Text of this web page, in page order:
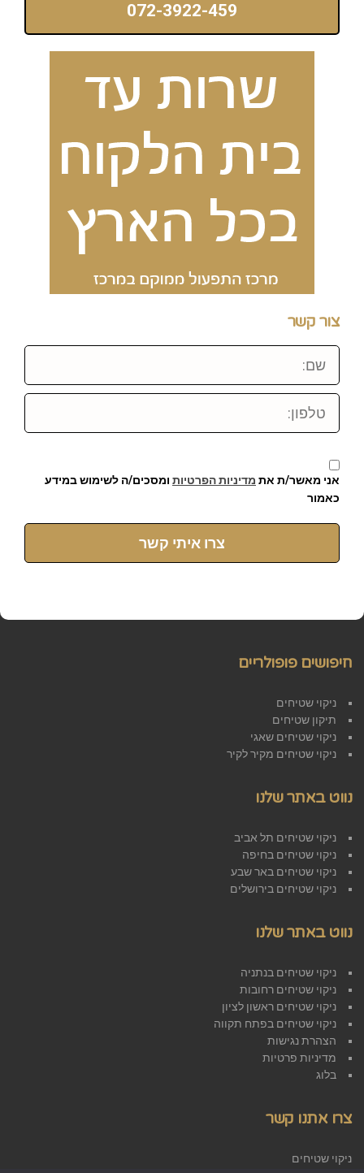
072-3922-459
צור קשר
שם:
טלפון:
אני מאשר/ת את מדיניות הפרטיות ומסכים/ה לשימוש במידע
כאמור
צרו איתי קשר
חיפושים פופולריים
ניקוי שטיחים
תיקון שטיחים
ניקוי שטיחים שאגי
ניקוי שטיחים מקיר לקיר
נווט באתר שלנו
ניקוי שטיחים תל אביב
ניקוי שטיחים בחיפה
ניקוי שטיחים באר שבע
ניקוי שטיחים בירושלים
נווט באתר שלנו
ניקוי שטיחים בנתניה
ניקוי שטיחים רחובות
ניקוי שטיחים ראשון לציון
ניקוי שטיחים בפתח תקווה
הצהרת נגישות
מדיניות פרטיות
בלוג
צרו אתנו קשר
ניקוי שטיחים